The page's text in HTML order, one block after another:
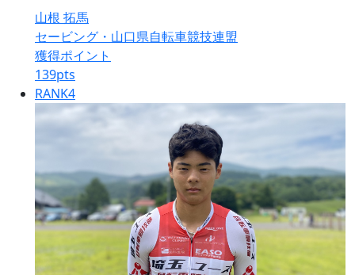
山根 拓馬
セービング・山口県自転車競技連盟
獲得ポイント
139pts
RANK4